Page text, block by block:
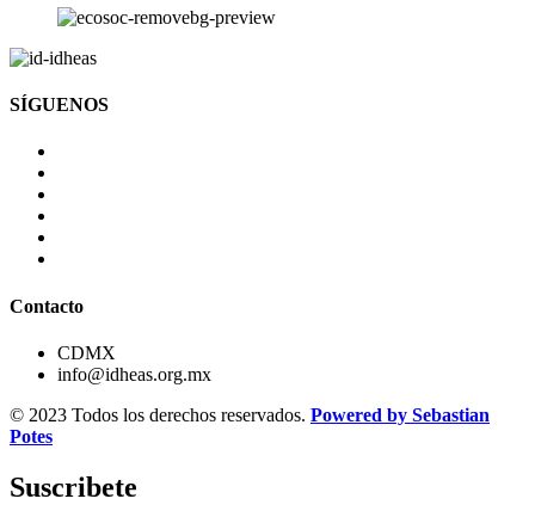
SÍGUENOS
Contacto
CDMX
info@idheas.org.mx
© 2023 Todos los derechos reservados. Powered by Sebastian
Potes
Suscribete